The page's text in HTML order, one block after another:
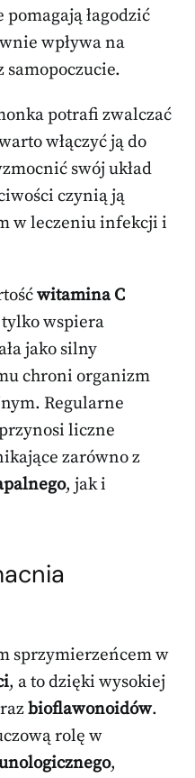
łagodzić
wpływa na
samopoczucie.
potrafi zwalczać
włączyć ją do
swój układ
czynią ją
w leczeniu infekcji i
witamina C
wspiera
jako silny
chroni organizm
Regularne
liczne
zarówno z
, jak i
sprzymierzeńcem w
, a to dzięki wysokiej
bioflawonoidów.
rolę w
,